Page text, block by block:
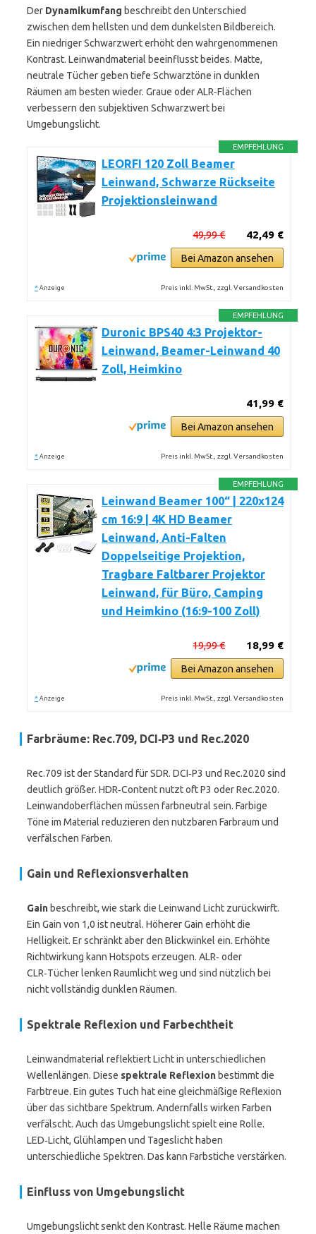
Der Dynamikumfang beschreibt den Unterschied
zwischen dem hellsten und dem dunkelsten Bildbereich.
Ein niedriger Schwarzwert erhöht den wahrgenommenen
Kontrast. Leinwandmaterial beeinflusst beides. Matte,
neutrale Tücher geben tiefe Schwarztöne in dunklen
Räumen am besten wieder. Graue oder ALR‑Flächen
verbessern den subjektiven Schwarzwert bei
Umgebungslicht.
EMPFEHLUNG
LEORFI 120 Zoll Beamer
Leinwand, Schwarze Rückseite
Projektionsleinwand
42,49 €
49,99 €
Bei Amazon ansehen
* Anzeige Preis inkl. MwSt., zzgl. Versandkosten
EMPFEHLUNG
Duronic BPS40 4:3 Projektor-
Leinwand, Beamer-Leinwand 40
Zoll, Heimkino
41,99 €
Bei Amazon ansehen
* Anzeige Preis inkl. MwSt., zzgl. Versandkosten
EMPFEHLUNG
Leinwand Beamer 100“ | 220x124
cm 16:9 | 4K HD Beamer
Leinwand, Anti-Falten
Doppelseitige Projektion,
Tragbare Faltbarer Projektor
Leinwand, für Büro, Camping
und Heimkino (16:9-100 Zoll)
18,99 €
19,99 €
Bei Amazon ansehen
* Anzeige Preis inkl. MwSt., zzgl. Versandkosten
Farb­räume: Rec.709, DCI‑P3 und Rec.2020
Rec.709 ist der Standard für SDR. DCI‑P3 und Rec.2020 sind
deutlich größer. HDR‑Content nutzt oft P3 oder Rec.2020.
Leinwandoberflächen müssen farbneutral sein. Farbige
Töne im Material reduzieren den nutzbaren Farbraum und
verfälschen Farben.
Gain und Reflexionsverhalten
Gain beschreibt, wie stark die Leinwand Licht zurückwirft.
Ein Gain von 1,0 ist neutral. Höherer Gain erhöht die
Helligkeit. Er schränkt aber den Blickwinkel ein. Erhöhte
Richtwirkung kann Hotspots erzeugen. ALR‑ oder
CLR‑Tücher lenken Raumlicht weg und sind nützlich bei
nicht vollständig dunklen Räumen.
Spektrale Reflexion und Farbechtheit
Leinwandmaterial reflektiert Licht in unterschiedlichen
Wellenlängen. Diese spektrale Reflexion bestimmt die
Farbtreue. Ein gutes Tuch hat eine gleichmäßige Reflexion
über das sichtbare Spektrum. Andernfalls wirken Farben
verfälscht. Auch das Umgebungslicht spielt eine Rolle.
LED‑Licht, Glühlampen und Tageslicht haben
unterschiedliche Spektren. Das kann Farbstiche verstärken.
Einfluss von Umgebungslicht
Umgebungslicht senkt den Kontrast. Helle Räume machen